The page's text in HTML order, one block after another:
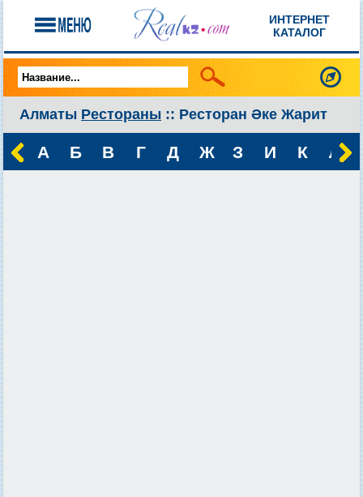
ИНТЕРНЕТ
КАТАЛОГ
Алматы Рестораны :: Ресторан Әке Жарит
А Б В Г Д Ж З И К Л